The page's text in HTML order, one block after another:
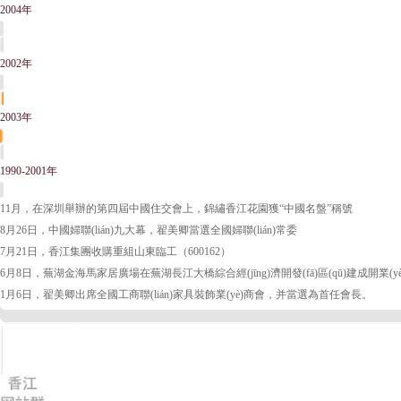
2004年
2002年
2003年
1990-2001年
11月，在深圳舉辦的第四屆中國住交會上，錦繡香江花園獲“中國名盤”稱號
8月26日，中國婦聯(lián)九大幕，翟美卿當選全國婦聯(lián)常委
7月21日，香江集團收購重組山東臨工（600162）
6月8日，蕪湖金海馬家居廣場在蕪湖長江大橋綜合經(jīng)濟開發(fā)區(qū)建成開業
1月6日，翟美卿出席全國工商聯(lián)家具裝飾業(yè)商會，并當選為首任會長。